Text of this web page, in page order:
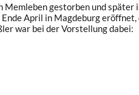
gestorben und
April in Magdeburg
war bei der Vorstellung dabei: